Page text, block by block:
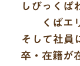
しびっくぱ
くばエ
そして社員
卒・在籍が